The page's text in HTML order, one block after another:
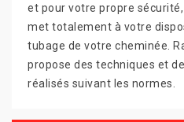
et pour votre propre
met totalement à votre
tubage de votre cheminée.
propose des techniques et
réalisés suivant les normes.